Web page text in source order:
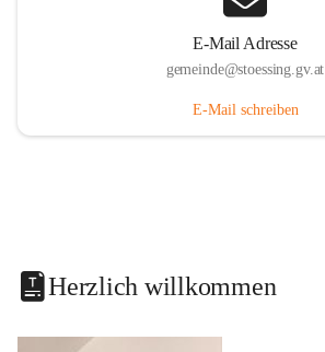
E-Mail Adresse
gemeinde@stoessing.gv.at
E-Mail schreiben
Herzlich willkommen